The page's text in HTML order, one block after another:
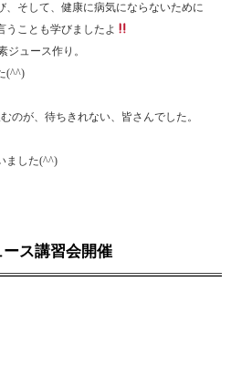
、そして、健康に病気にならないために
うことも学びましたよ
ジュース作り。
(^^)
のが、待ちきれない、皆さんでした。
ました(^^)
ス講習会開催